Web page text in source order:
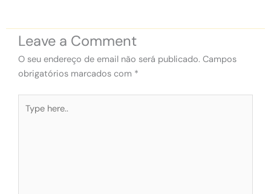
Leave a Comment
O seu endereço de email não será publicado. Campos
obrigatórios marcados com *
here..